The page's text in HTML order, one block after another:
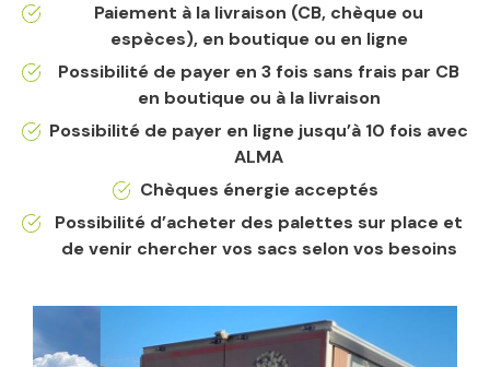
Paiement à la livraison (CB, chèque ou
espèces), en boutique ou en ligne
Possibilité de payer en 3 fois sans frais par CB
en boutique ou à la livraison
Possibilité de payer en ligne jusqu’à 10 fois avec
ALMA
Chèques énergie acceptés
Possibilité d’acheter des palettes sur place et
de venir chercher vos sacs selon vos besoins